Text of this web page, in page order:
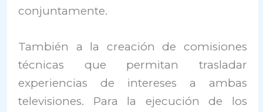
conjuntamente.
También a la creación de comisiones
técnicas que permitan trasladar
experiencias de intereses a ambas
televisiones. Para la ejecución de los